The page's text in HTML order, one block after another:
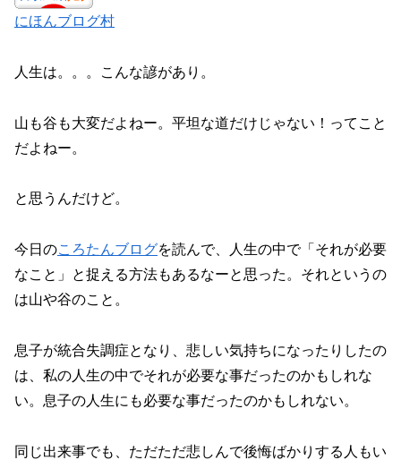
にほんブログ村
人生は。。。こんな諺があり。
山も谷も大変だよねー。平坦な道だけじゃない！ってこと
だよねー。
と思うんだけど。
今日のころたんブログを読んで、人生の中で「それが必要
なこと」と捉える方法もあるなーと思った。それというの
は山や谷のこと。
息子が統合失調症となり、悲しい気持ちになったりしたの
は、私の人生の中でそれが必要な事だったのかもしれな
い。息子の人生にも必要な事だったのかもしれない。
同じ出来事でも、ただただ悲しんで後悔ばかりする人もい